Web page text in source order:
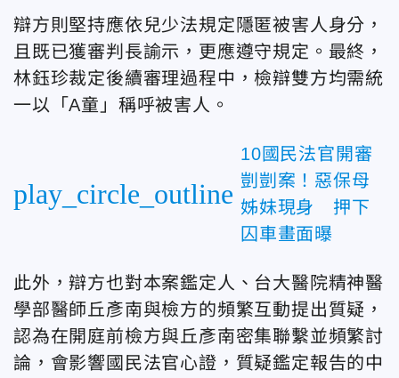
辯方則堅持應依兒少法規定隱匿被害人身分，
且既已獲審判長諭示，更應遵守規定。最終，
林鈺珍裁定後續審理過程中，檢辯雙方均需統
一以「A童」稱呼被害人。
play_circle_outline
10國民法官開審
剴剴案！惡保母
姊妹現身 押下
囚車畫面曝
此外，辯方也對本案鑑定人、台大醫院精神醫
學部醫師丘彥南與檢方的頻繁互動提出質疑，
認為在開庭前檢方與丘彥南密集聯繫並頻繁討
論，會影響國民法官心證，質疑鑑定報告的中